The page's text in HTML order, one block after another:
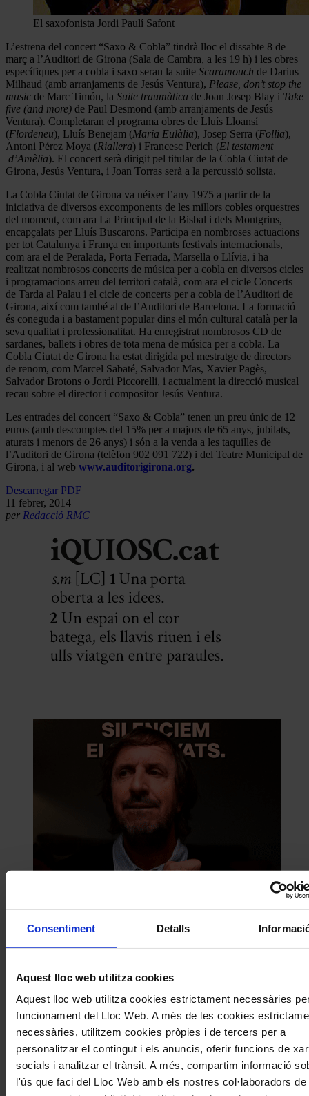
Consentiment Detalls
Aquest lloc web utilitza cookies
Aquest lloc web utilitza cookies estrictament necessàries
funcionament del Lloc Web. A més de les cookies
necessàries, utilitzem cookies pròpies i de tercers per a
personalitzar el contingut i els anuncis, oferir funcions de
socials i analitzar el trànsit. A més, compartim informació
l'ús que faci del Lloc Web amb els nostres col·laboradors de
El saxofonista Jordi Paulí Safont
L’estrena del concert “Saxo & Cobla” tindrà lloc el dissabte 8 de
març a l’Auditori de Girona (Sala de Cambra, a les 19 h) i les obres
específiques per a cobla i saxo seran la suite Scaramouch de Darius
Milhaud (amb arranjaments de Jesús Ventura), Please, don’t stop the
music de Marc Timón, la Suite traumàtica de Joan Josep Blay i Take
five (and more) de Paul Desmond (amb arranjaments de Jesús
Ventura). Completaran el programa obres de Lluís Lloansí
(Flordeneu), Lluís Benejam (Maria Eulàlia), Josep Serra (Follia),
Antoni Pérez Moya (Riallera) i Francesc Perich (El testament
d’Amèlia). El concert serà dirigit pel titular de la Cobla Ciutat de
Girona, Jesús Ventura, i Joan Torras serà a la percussió solista.
La Cobla Ciutat de Girona va néixer l’any 1975 a partir de la
iniciativa de diversos excomponents de les millors cobles orquestres
del moment, com ara La Principal de la Bisbal i dels Montgrins,
encapçalats per Lluís Buscarons. Participa en nombroses actuacions
per tot Catalunya i França en importants festivals internacionals,
com ara el de Peralada, Porta Ferrada, Marsella o Llívia, i ha
realitzat nombrosos concerts de música per a cobla en diversos cicles
i programacions arreu del territori català, com ara el cicle Concerts
de Tarda al Palau i el cicle de concerts per a cobla de l’Auditori de
Girona, així com també al de l’Auditori de Barcelona. La formació
és coneguda i a bastament popular dins el món cultural català per la
seva qualitat i professionalitat. Ha enregistrat nombrosos CD de
sardanes, ballets i obres de tota mena de música per a cobla. La
Cobla Ciutat de Girona ha estat dirigida pel mestratge de directors
de renom, com Marcel Sabaté, Salvador Mas, Xavier Pagès,
Salvador Brotons o Jordi Piccorelli, i actualment la direcció musical
recau sobre el director i compositor Jesús Ventura.
Les entrades del concert “Saxo & Cobla” tenen un preu únic de 12
euros (amb descomptes del 15% per a majors de 65 anys, jubilats,
aturats i menors de 26 anys) i són a la venda a les taquilles de
l’Auditori de Girona (telèfon 902 091 722) i del Teatre Municipal de
Girona, i al web www.auditorigirona.org.
Descarregar PDF
11 febrer, 2014
per Redacció RMC
Comparteix aquest article
Compártelo en Facebook
Compártelo per Email
Compártelo per Whatsapp
Deixa un comentari
L'adreça electrònica no es publicarà. Els camps necessaris estan
marcats amb*